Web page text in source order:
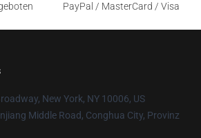
PayPal / MasterCard / Visa
New York, NY 10006, US
Middle Road, Conghua City, Provinz